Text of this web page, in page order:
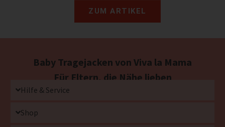
ZUM ARTIKEL
Baby Tragejacken von Viva la Mama
Für Eltern, die Nähe lieben
Hilfe & Service
Shop